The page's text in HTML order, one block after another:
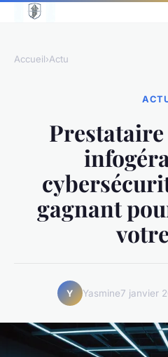
Accueil›Actu
gagnant
Y Yasmine7 janvier